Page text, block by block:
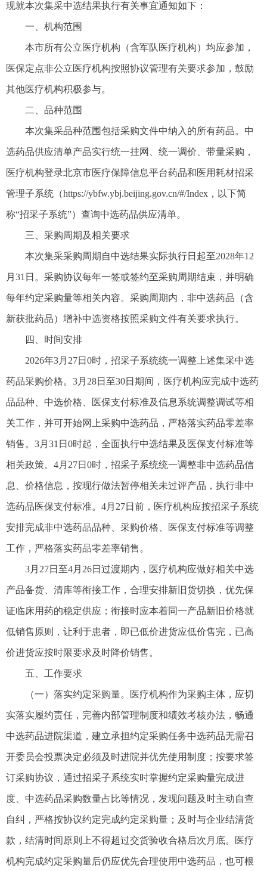
现就本次集采中选结果执行有关事宜通知如下：
一、机构范围
本市所有公立医疗机构（含军队医疗机构）均应参加，
医保定点非公立医疗机构按照协议管理有关要求参加，鼓励
其他医疗机构积极参与。
二、品种范围
本次集采品种范围包括采购文件中纳入的所有药品。中
选药品供应清单产品实行统一挂网、统一调价、带量采购，
医疗机构登录北京市医疗保障信息平台药品和医用耗材招采
管理子系统（https://ybfw.ybj.beijing.gov.cn/#/Index，以下简
称“招采子系统”）查询中选药品供应清单。
三、采购周期及相关要求
本次集采采购周期自中选结果实际执行日起至2028年12
月31日。采购协议每年一签或签约至采购周期结束，并明确
每年约定采购量等相关内容。采购周期内，非中选药品（含
新获批药品）增补中选资格按照采购文件有关要求执行。
四、时间安排
2026年3月27日0时，招采子系统统一调整上述集采中选
药品采购价格。3月28日至30日期间，医疗机构应完成中选药
品品种、中选价格、医保支付标准及信息系统调整调试等相
关工作，并可开始网上采购中选药品，严格落实药品零差率
销售。3月31日0时起，全面执行中选结果及医保支付标准等
相关政策。4月27日0时，招采子系统统一调整非中选药品信
息、价格信息，按现行做法暂停相关未过评产品，执行非中
选药品医保支付标准。4月27日前，医疗机构应按招采子系统
安排完成非中选药品品种、采购价格、医保支付标准等调整
工作，严格落实药品零差率销售。
3月27日至4月26日过渡期内，医疗机构应做好相关中选
产品备货、清库等衔接工作，合理安排新旧货切换，优先保
证临床用药的稳定供应；衔接时应本着同一产品新旧价格就
低销售原则，让利于患者，即已低价进货应低价售完，已高
价进货应按时限要求及时降价销售。
五、工作要求
（一）落实约定采购量。医疗机构作为采购主体，应切
实落实履约责任，完善内部管理制度和绩效考核办法，畅通
中选药品进院渠道，建立承担约定采购任务中选药品无需召
开委员会投票决定必须及时进院并优先使用制度；按要求签
订采购协议，通过招采子系统实时掌握约定采购量完成进
度、中选药品采购数量占比等情况，发现问题及时主动自查
自纠，严格按协议约定完成约定采购量；及时与企业结清货
款，结清时间原则上不得超过交货验收合格后次月底。医疗
机构完成约定采购量后仍应优先合理使用中选药品，也可根